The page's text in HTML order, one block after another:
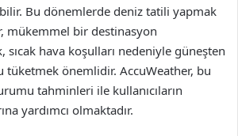
Bu dönemlerde deniz tatili yapmak
mükemmel bir destinasyon
sıcak hava koşulları nedeniyle güneşten
tüketmek önemlidir. AccuWeather, bu
tahminleri ile kullanıcıların
yardımcı olmaktadır.